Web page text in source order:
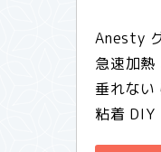
Anesty
急速加熱
垂れない
粘着